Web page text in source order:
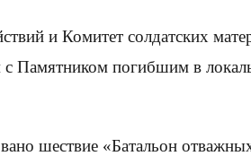
и Комитет солдатских
Памятником погибшим в
шествие «Батальон